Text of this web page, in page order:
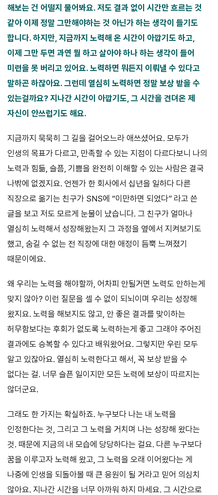
해보는 건 어떨지 물어봐요. 저도 결과 없이 시간만 흐르는 것
같아 이제 정말 그만해야하는 것 아닌가 하는 생각이 들기도
합니다. 하지만, 지금까지 노력해 온 시간이 아깝기도 하고,
이제 그만 두면 과연 뭘 하고 살아야 하나 하는 생각이 들어
미련을 못 버리고 있어요. 노력하면 뭐든지 이뤄낼 수 있다고
말하곤 하잖아요. 그런데 열심히 노력하면 정말 보상 받을 수
있는걸까요? 지나간 시간이 아깝기도, 그 시간을 견뎌온 제
자신이 안쓰럽기도 해요.
지금까지 묵묵히 그 길을 걸어오느라 애쓰셨어요. 모두가
인생의 목표가 다르고, 만족할 수 있는 지점이 다르다보니 나의
노력과 힘듦, 슬픔, 기쁨을 완전히 이해할 수 있는 사람은 결국
나밖에 없겠지요. 언젠가 한 회사에서 십년을 일하다 다른
직장으로 옮기는 친구가 SNS에 “이만하면 되었다” 라고 쓴
글을 보고 저도 모르게 눈물이 났습니다. 그 친구가 얼마나
열심히 노력해서 성장해왔는지 그 과정을 옆에서 지켜보기도
했고, 숨길 수 없는 전 직장에 대한 애정이 듬뿍 느껴졌기
때문이에요.
왜 우리는 노력을 해야할까, 어차피 안될거면 노력도 안하는게
맞지 않아? 이런 질문을 셀 수 없이 되뇌이며 우리는 성장해
왔지요. 노력을 해보지도 않고, 안 좋은 결과를 맞이하는
허무함보다는 후회가 없도록 노력하는게 좋고 그래야 주어진
결과에도 승복할 수 있다고 배워왔어요. 그렇지만 우린 모두
알고 있잖아요. 열심히 노력한다고 해서, 꼭 보상 받을 수
없다는 걸. 너무 슬픈 일이지만 모든 노력에 보상이 따르지는
않더군요.
그래도 한 가지는 확실하죠. 누구보다 나는 내 노력을
인정한다는 것, 그리고 그 노력을 거치며 나는 성장해 왔다는
것. 때문에 지금의 내 모습에 당당하다는 걸요. 다른 누구보다
꿈을 이루고자 노력해 왔고, 그 노력을 오래 이어왔다는 게
나중에 인생을 되돌아볼 때 큰 응원이 될 거라고 믿어 의심치
않아요. 지나간 시간을 너무 아까워 하지 마세요. 그 시간으로